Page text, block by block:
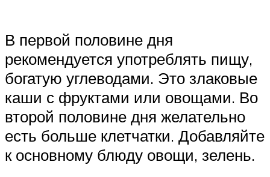
В первой половине дня
рекомендуется употреблять пищу,
богатую углеводами. Это злаковые
каши с фруктами или овощами. Во
второй половине дня желательно
есть больше клетчатки. Добавляйте
к основному блюду овощи, зелень.